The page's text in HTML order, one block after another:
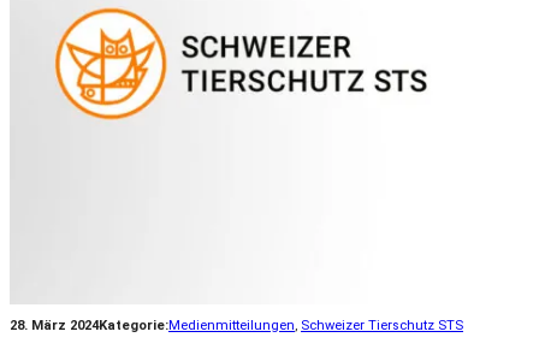
28. März 2024Kategorie:Medienmitteilungen, Schweizer Tierschutz STS